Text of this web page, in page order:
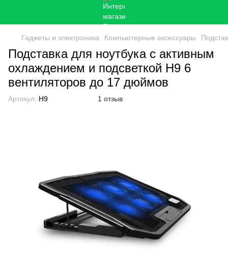
Гаджеты и электроника Компьютерные аксессуары
Подставка для ноутбука с активным
охлаждением и подсветкой H9 6
вентиляторов до 17 дюймов
Артикул: H9 1 отзыв